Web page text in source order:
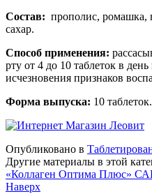
Состав: прополис, ромашка,
сахар.
Способ применения:
рту от 4 до 10 таблеток в
исчезновения признаков
Форма выпуска: 10 таблеток.
Опубликовано в
Другие материалы в этой
«Коллаген Оптима Плюс»
Наверх